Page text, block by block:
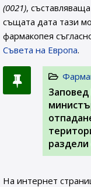
(0021),
същата дата тази
фармакопея
Съвета на Европа.
Заповед
На интернет